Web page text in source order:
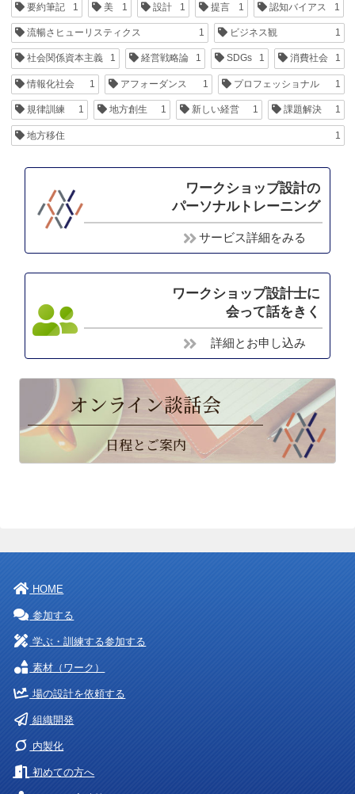
要約筆記 1 美 1 設計 1 提言 1 認知バイアス 1
流暢さヒューリスティクス 1 ビジネス観 1
社会関係資本主義 1 経営戦略論 1 SDGs 1 消費社会 1
情報化社会 1 アフォーダンス 1 プロフェッショナル 1
規律訓練 1 地方創生 1 新しい経営 1 課題解決 1
地方移住 1
ワークショップ設計の
パーソナルトレーニング
サービス詳細をみる
ワークショップ設計士に
会って話をきく
詳細とお申し込み
オンライン談話会
日程とご案内
HOME
参加する
学ぶ・訓練する参加する
素材（ワーク）
場の設計を依頼する
組織開発
内製化
初めての方へ